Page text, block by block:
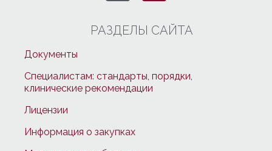
РАЗДЕЛЫ САЙТА
Документы
Специалистам: стандарты, порядки,
клинические рекомендации
Лицензии
Информация о закупках